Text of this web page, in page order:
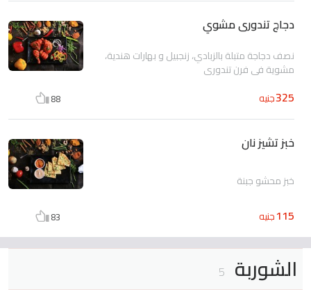
دجاج تندورى مشوي
نصف دجاجة متبلة بالزبادي، زنجبيل و بهارات هندية،
مشوية في فرن تندوري
325جنيه 88
خبز تشيز نان
خبز محشو جبنة
115جنيه 83
الشوربة 5